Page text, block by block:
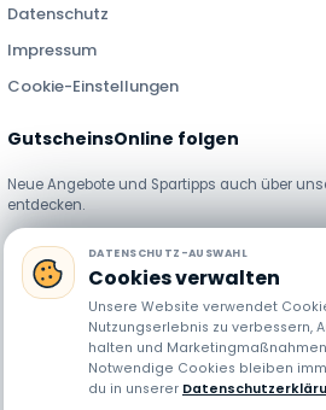
Datenschutz
Impressum
Cookie-Einstellungen
GutscheinsOnline folgen
Neue Angebote und Spartipps auch über
entdecken.
GutscheinsOnline stellt Gutscheincodes,
verschiedener Händler bereit. Preise,
DATENSCHUTZ-AUSWAHL
Cookies verwalten
Unsere Website verwendet
Nutzungserlebnis zu verbessern,
halten und
Notwendige Cookies bleiben
du in unserer